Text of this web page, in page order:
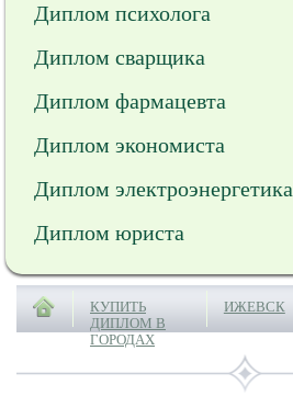
Диплом психолога
Диплом сварщика
Диплом фармацевта
Диплом экономиста
Диплом электроэнергетика
Диплом юриста
КУПИТЬ
ДИПЛОМ В
ГОРОДАХ
ИЖЕВСК